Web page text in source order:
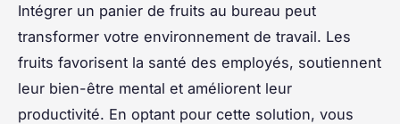
Intégrer un panier de fruits au bureau peut
transformer votre environnement de travail. Les
fruits favorisent la santé des employés, soutiennent
leur bien-être mental et améliorent leur
productivité. En optant pour cette solution, vous